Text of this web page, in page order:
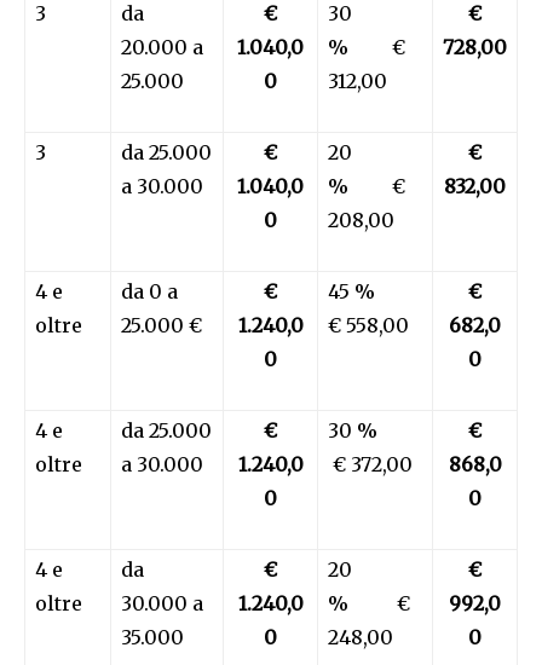
3
da
20.000 a
25.000
€
1.040,0
0
30
% €
312,00
€
728,00
3
da 25.000
a 30.000
€
1.040,0
0
20
% €
208,00
€
832,00
4 e
oltre
da 0 a
25.000 €
€
1.240,0
0
45 %
€ 558,00
€
682,0
0
4 e
oltre
da 25.000
a 30.000
€
1.240,0
0
30 %
€ 372,00
€
868,0
0
4 e
oltre
da
30.000 a
35.000
€
1.240,0
0
20
% €
248,00
€
992,0
0